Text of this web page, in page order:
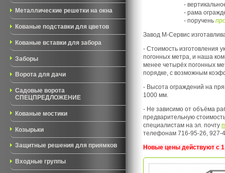
Металлические решетки на окна
Кованые подставки для цветов
Кованые вставки для забора
Заборы
Ворота для дачи
Садовые ворота
СПЕЦПРЕДЛОЖЕНИЕ
Кованые мостики
Козырьки
Защитные решения для приямков
Входные группы
-
- рама
- поручень
Завод М-Сервис
- Стоимость изготовления
погонных метра, и наша
менее четырёх погонных
порядке, с возможным
- Высота ограждений на
1000 мм.
- Не зависимо от объёма
предварительную
специалистам на эл. почту
телефонам 716-95-26, 927-
Новые цены действуют c